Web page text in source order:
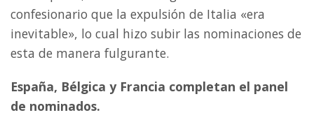
confesionario que la expulsión de Italia «era
inevitable», lo cual hizo subir las nominaciones de
esta de manera fulgurante.
España, Bélgica y Francia completan el panel
de nominados.